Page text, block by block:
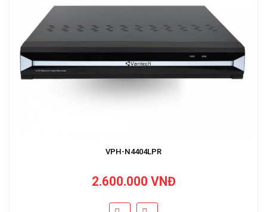
VPH-N4404LPR
2.600.000 VNĐ